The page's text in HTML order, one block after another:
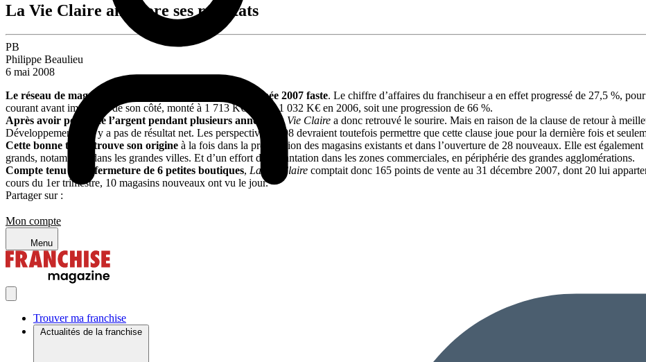
Mon compte
Menu
Trouver ma franchise
Actualités de la franchise
La Vie Claire améliore ses résultats
PB
Philippe Beaulieu
6 mai 2008
Le réseau de magasins bio en franchise a connu une année 2007 faste. Le chiffre d’affaires du franchiseur a en effet progressé de 27,5 %,
courant avant impôt est, de son côté, monté à 1 713 K€ contre 1 032 K€ en 2006, soit une progression de 66 %.
Après avoir perdu de l’argent pendant plusieurs années
La Vie Claire a donc retrouvé le sourire. Mais en raison de la clause de retour à
Développement, il n’y a pas de résultat net. Les perspectives 2008 devraient toutefois permettre que cette clause joue pour la dernière fois et
Cette bonne tenue trouve son origine à la fois dans la progression des magasins existants et dans l’ouverture de 28 nouveaux. Elle est
grands, notamment dans les grandes villes. Et d’un effort d’implantation dans les zones commerciales, en périphérie des grandes agglomérations.
Compte tenu de la fermeture de 6 petites boutiques, La Vie Claire comptait donc 165 points de vente au 31 décembre 2007, dont 20 lui
cours du 1er trimestre, 10 magasins nouveaux ont vu le jour.
Partager sur :